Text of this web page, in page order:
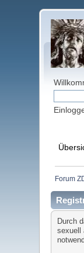
Forum
Durch
sexuell